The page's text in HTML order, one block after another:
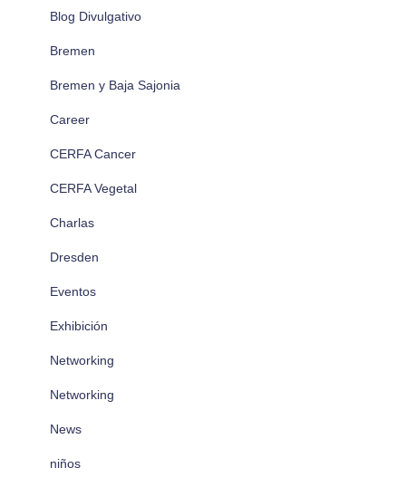
Blog Divulgativo
Bremen
Bremen y Baja Sajonia
Career
CERFA Cancer
CERFA Vegetal
Charlas
Dresden
Eventos
Exhibición
Networking
Networking
News
niños